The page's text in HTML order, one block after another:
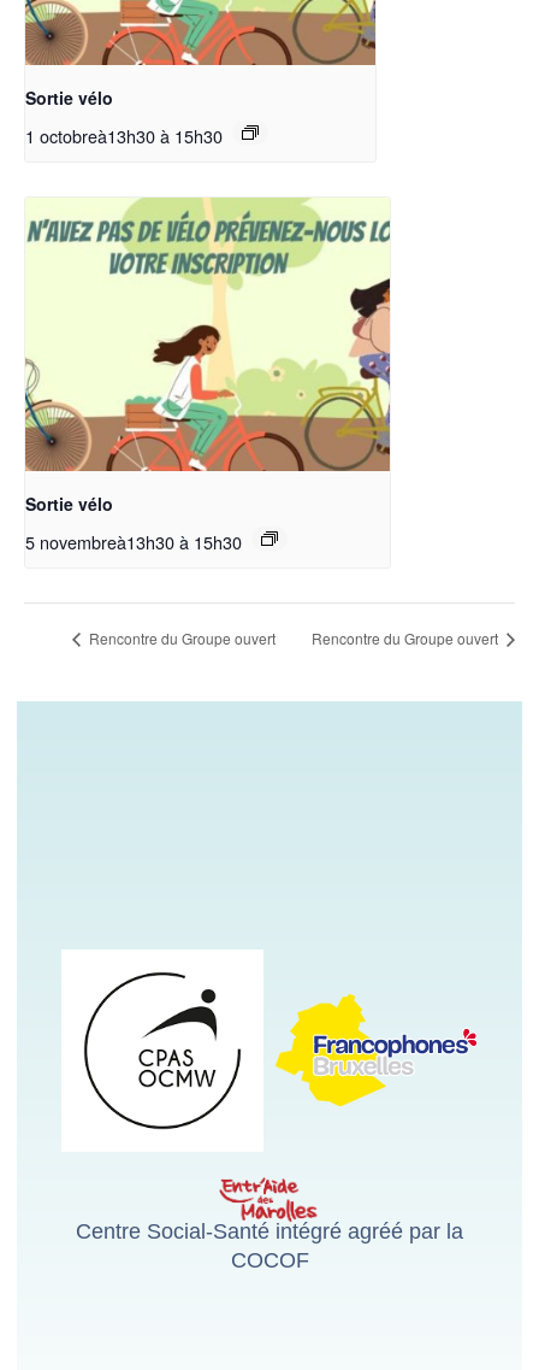
Sortie vélo
1 octobreà13h30à 15h30
Sortie vélo
5 novembreà13h30à 15h30
Rencontre du Groupe ouvert Rencontre du Groupe ouvert
Centre Social-Santé intégré agréé par la
COCOF